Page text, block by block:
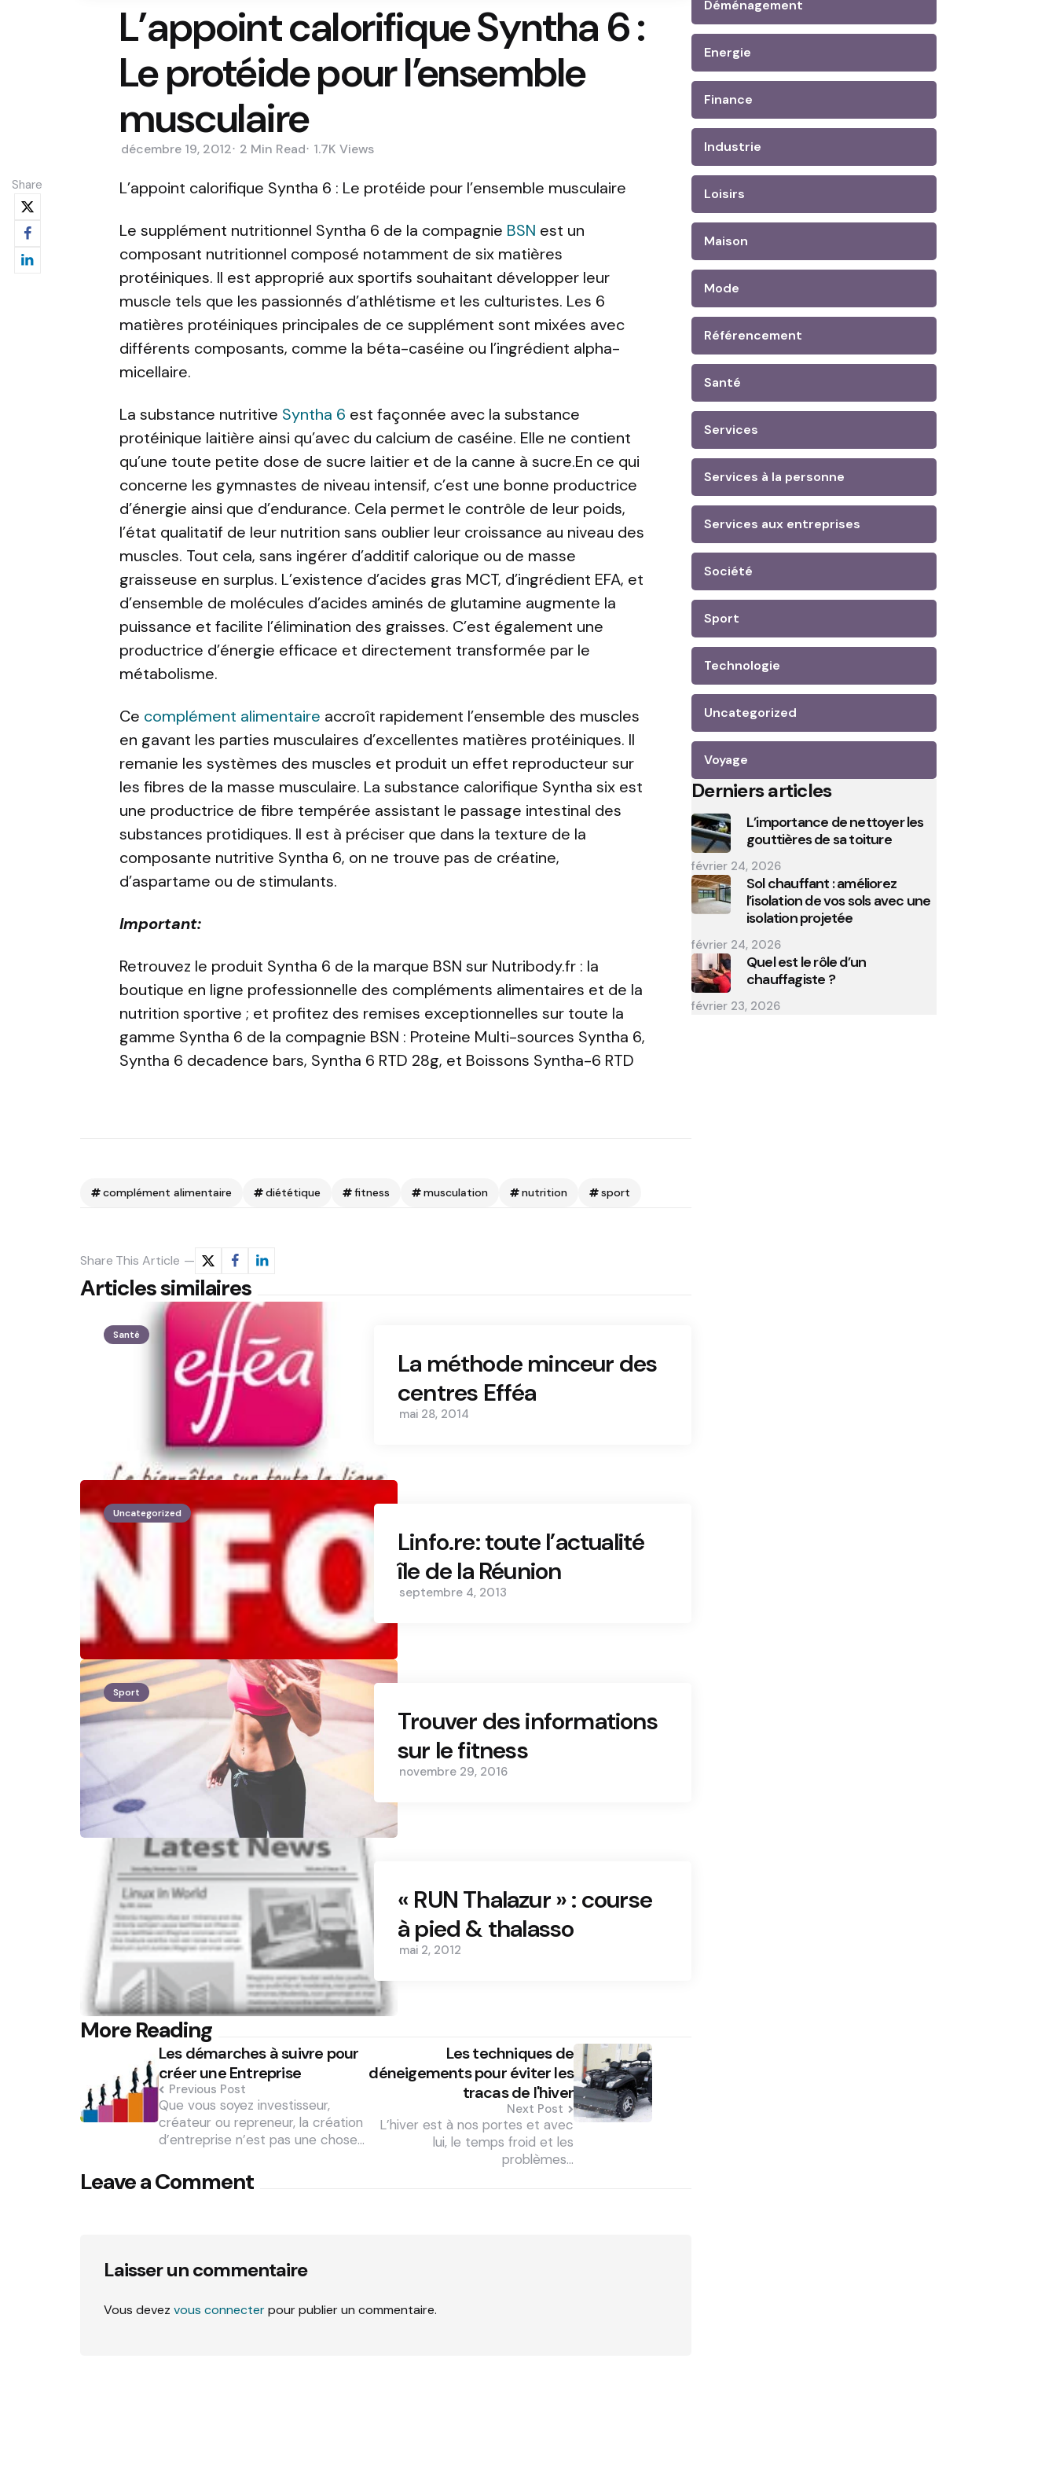
L’appoint calorifique Syntha 6 :
Le protéide pour l’ensemble
musculaire
décembre 19, 2012 2 Min Read 1.7K Views
Share L’appoint calorifique Syntha 6 : Le protéide pour l’ensemble musculaire
Le supplément nutritionnel Syntha 6 de la compagnie BSN est un
composant nutritionnel composé notamment de six matières
protéiniques. Il est approprié aux sportifs souhaitant développer leur
muscle tels que les passionnés d’athlétisme et les culturistes. Les 6
matières protéiniques principales de ce supplément sont mixées avec
différents composants, comme la béta-caséine ou l’ingrédient alpha-
micellaire.
La substance nutritive Syntha 6 est façonnée avec la substance
protéinique laitière ainsi qu’avec du calcium de caséine. Elle ne contient
qu’une toute petite dose de sucre laitier et de la canne à sucre.En ce qui
concerne les gymnastes de niveau intensif, c’est une bonne productrice
d’énergie ainsi que d’endurance. Cela permet le contrôle de leur poids,
l’état qualitatif de leur nutrition sans oublier leur croissance au niveau des
muscles. Tout cela, sans ingérer d’additif calorique ou de masse
graisseuse en surplus. L’existence d’acides gras MCT, d’ingrédient EFA, et
d’ensemble de molécules d’acides aminés de glutamine augmente la
puissance et facilite l’élimination des graisses. C’est également une
productrice d’énergie efficace et directement transformée par le
métabolisme.
Ce complément alimentaire accroît rapidement l’ensemble des muscles
en gavant les parties musculaires d’excellentes matières protéiniques. Il
remanie les systèmes des muscles et produit un effet reproducteur sur
les fibres de la masse musculaire. La substance calorifique Syntha six est
une productrice de fibre tempérée assistant le passage intestinal des
substances protidiques. Il est à préciser que dans la texture de la
composante nutritive Syntha 6, on ne trouve pas de créatine,
d’aspartame ou de stimulants.
Important:
Retrouvez le produit Syntha 6 de la marque BSN sur Nutribody.fr : la
boutique en ligne professionnelle des compléments alimentaires et de la
nutrition sportive ; et profitez des remises exceptionnelles sur toute la
gamme Syntha 6 de la compagnie BSN : Proteine Multi-sources Syntha 6,
Syntha 6 decadence bars, Syntha 6 RTD 28g, et Boissons Syntha-6 RTD
complément alimentaire diététique fitness musculation nutrition sport
Share This Article
Articles similaires
Santé
La méthode minceur des
centres Efféa
mai 28, 2014
Uncategorized
Linfo.re: toute l’actualité
île de la Réunion
septembre 4, 2013
Sport
Trouver des informations
sur le fitness
novembre 29, 2016
« RUN Thalazur » : course
à pied & thalasso
mai 2, 2012
More Reading
Post
navigationLes démarches à suivre pour
créer une Entreprise
Previous Post
Que vous soyez investisseur,
créateur ou repreneur, la création
d’entreprise n’est pas une chose…
Les techniques de
déneigements pour éviter les
tracas de l'hiver
Next Post
L’hiver est à nos portes et avec
lui, le temps froid et les
problèmes…
Leave a Comment
Laisser un commentaire
Vous devez vous connecterpour publier un commentaire.
Déménagement
Energie
Finance
Industrie
Loisirs
Maison
Mode
Référencement
Santé
Services
Services à la personne
Services aux entreprises
Société
Sport
Technologie
Uncategorized
Voyage
Derniers articles
L’importance de nettoyer les
gouttières de sa toiture
février 24, 2026
Sol chauffant : améliorez
l’isolation de vos sols avec une
isolation projetée
février 24, 2026
Quel est le rôle d’un
chauffagiste ?
février 23, 2026